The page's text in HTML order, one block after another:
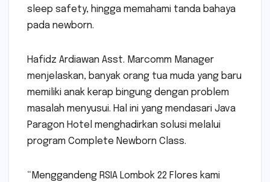
sleep safety, hingga memahami tanda bahaya
pada newborn.
Hafidz Ardiawan Asst. Marcomm Manager
menjelaskan, banyak orang tua muda yang baru
memiliki anak kerap bingung dengan problem
masalah menyusui. Hal ini yang mendasari Java
Paragon Hotel menghadirkan solusi melalui
program Complete Newborn Class.
“Menggandeng RSIA Lombok 22 Flores kami